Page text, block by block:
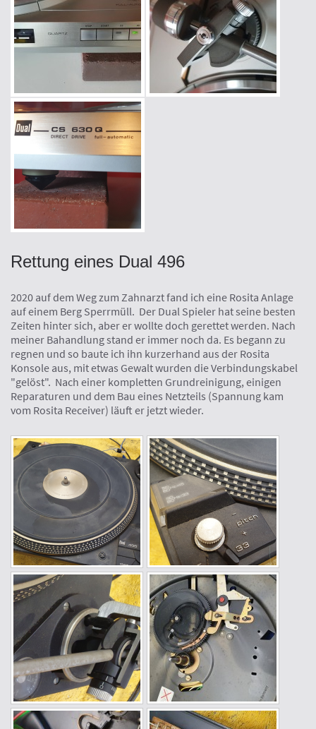
Rettung eines Dual 496
2020 auf dem Weg zum Zahnarzt fand ich eine Rosita Anlage
auf einem Berg Sperrmüll. Der Dual Spieler hat seine besten
Zeiten hinter sich, aber er wollte doch gerettet werden. Nach
meiner Bahandlung stand er immer noch da. Es begann zu
regnen und so baute ich ihn kurzerhand aus der Rosita
Konsole aus, mit etwas Gewalt wurden die Verbindungskabel
"gelöst". Nach einer kompletten Grundreinigung, einigen
Reparaturen und dem Bau eines Netzteils (Spannung kam
vom Rosita Receiver) läuft er jetzt wieder.